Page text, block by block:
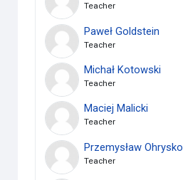
Teacher
Paweł Goldstein
Teacher
Michał Kotowski
Teacher
Maciej Malicki
Teacher
Przemysław Ohrysko
Teacher